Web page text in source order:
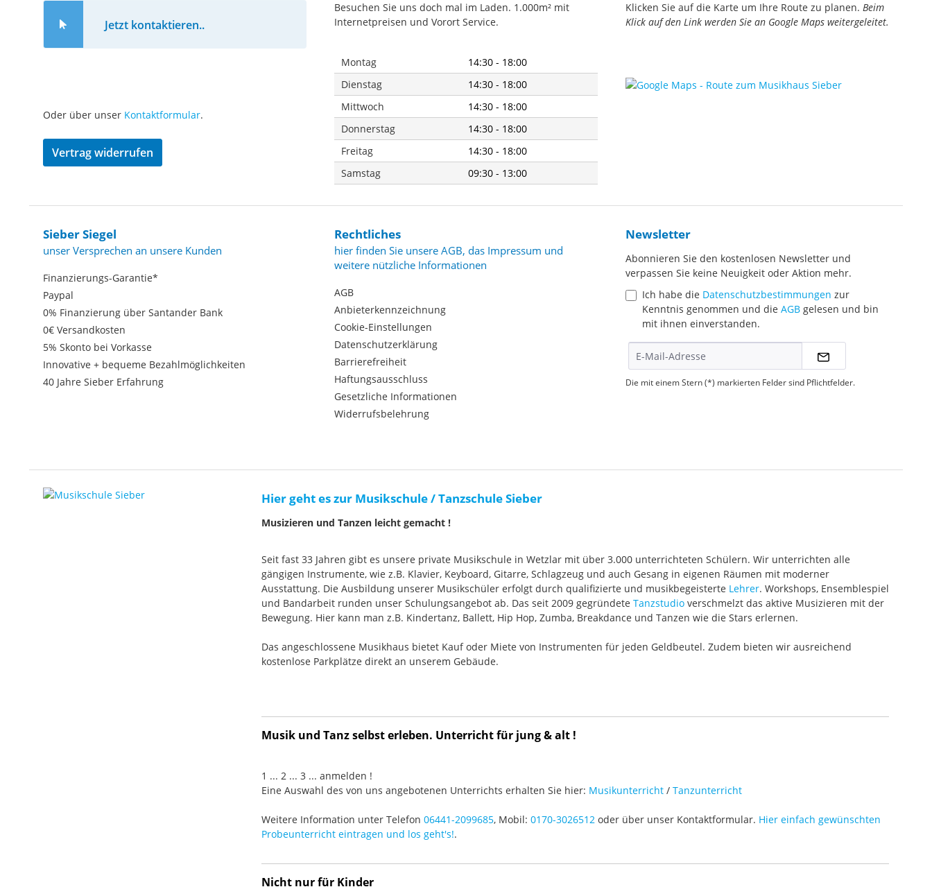
Jetzt kontaktieren..
Oder über unser Kontaktformular.
Vertrag widerrufen
Besuchen Sie uns doch mal im Laden. 1.000m² mit
Internetpreisen und Vorort Service.
Montag
14:30 - 18:00
Dienstag
14:30 - 18:00
Mittwoch
14:30 - 18:00
Donnerstag
14:30 - 18:00
Freitag
14:30 - 18:00
Samstag
09:30 - 13:00
Klicken Sie auf die Karte um Ihre Route zu planen. Beim
Klick auf den Link werden Sie an Google Maps weitergeleitet.
Sieber Siegel
unser Versprechen an unsere Kunden
Finanzierungs-Garantie*
Paypal
0% Finanzierung über Santander Bank
0€ Versandkosten
5% Skonto bei Vorkasse
Innovative + bequeme Bezahlmöglichkeiten
40 Jahre Sieber Erfahrung
Rechtliches
hier finden Sie unsere AGB, das Impressum und
weitere nützliche Informationen
AGB
Anbieterkennzeichnung
Cookie-Einstellungen
Datenschutzerklärung
Barrierefreiheit
Haftungsausschluss
Gesetzliche Informationen
Widerrufsbelehrung
Newsletter
Abonnieren Sie den kostenlosen Newsletter und
verpassen Sie keine Neuigkeit oder Aktion mehr.
Ich habe die Datenschutzbestimmungen zur
Kenntnis genommen und die AGB gelesen und bin
mit ihnen einverstanden.
Die mit einem Stern (*) markierten Felder sind Pflichtfelder.
Hier geht es zur Musikschule / Tanzschule Sieber
Musizieren und Tanzen leicht gemacht !
Seit fast 33 Jahren gibt es unsere private Musikschule in Wetzlar mit über 3.000 unterrichteten Schülern. Wir unterrichten alle
gängigen Instrumente, wie z.B. Klavier, Keyboard, Gitarre, Schlagzeug und auch Gesang in eigenen Räumen mit moderner
Ausstattung. Die Ausbildung unserer Musikschüler erfolgt durch qualifizierte und musikbegeisterte Lehrer. Workshops, Ensemblespiel
und Bandarbeit runden unser Schulungsangebot ab. Das seit 2009 gegründete Tanzstudio verschmelzt das aktive Musizieren mit der
Bewegung. Hier kann man z.B. Kindertanz, Ballett, Hip Hop, Zumba, Breakdance und Tanzen wie die Stars erlernen.
Das angeschlossene Musikhaus bietet Kauf oder Miete von Instrumenten für jeden Geldbeutel. Zudem bieten wir ausreichend
kostenlose Parkplätze direkt an unserem Gebäude.
Musik und Tanz selbst erleben. Unterricht für jung & alt !
1 ... 2 ... 3 ... anmelden !
Eine Auswahl des von uns angebotenen Unterrichts erhalten Sie hier: Musikunterricht / Tanzunterricht
Weitere Information unter Telefon 06441-2099685, Mobil: 0170-3026512 oder über unser Kontaktformular. Hier einfach gewünschten
Probeunterricht eintragen und los geht's!.
Nicht nur für Kinder